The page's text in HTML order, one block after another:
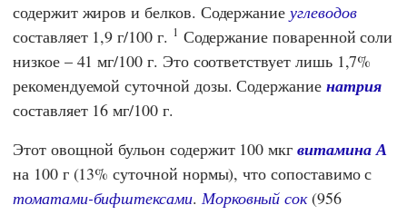
содержит жиров и белков. Содержаниеуглеводов
составляет 1,9 г/100 г. 1 Содержание поваренной соли
низкое – 41 мг/100 г. Это соответствует лишь 1,7%
рекомендуемой суточной дозы. Содержание натрия
составляет 16 мг/100 г.
Этот овощной бульон содержит 100 мкгвитамина А
на 100 г (13% суточной нормы), что сопоставимо с
томатами-бифштексами. Морковный сок(956